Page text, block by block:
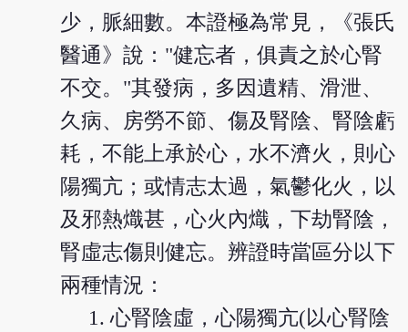
少，脈細數。本證極為常見，《張氏
醫通》說："健忘者，俱責之於心腎
不交。"其發病，多因遺精、滑泄、
久病、房勞不節、傷及腎陰、腎陰虧
耗，不能上承於心，水不濟火，則心
陽獨亢；或情志太過，氣鬱化火，以
及邪熱熾甚，心火內熾，下劫腎陰，
腎虛志傷則健忘。辨證時當區分以下
兩種情況：
心腎陰虛，心陽獨亢(以心腎陰